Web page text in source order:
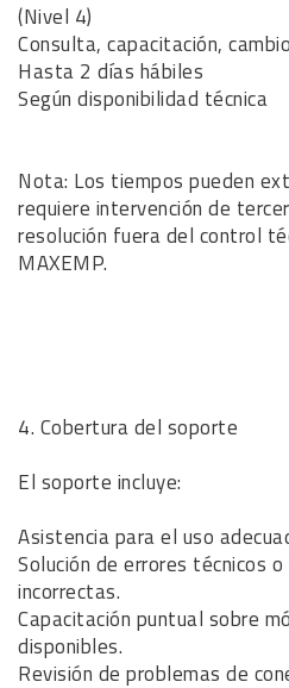
(Nivel 4)
Consulta, capacitación,
Hasta 2 días hábiles
Según disponibilidad técnica
Nota: Los tiempos pueden
requiere intervención de
resolución fuera del control
MAXEMP.
4. Cobertura del soporte
El soporte incluye:
Asistencia para el uso
Solución de errores técnicos
incorrectas.
Capacitación puntual sobre
disponibles.
Revisión de problemas de